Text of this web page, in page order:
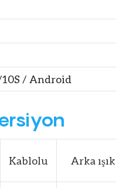
/ Android
Kablolu Arka ışık